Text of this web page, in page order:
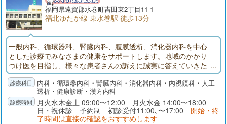
福岡県遠賀郡水巻町吉田東2丁目11-1
福北ゆたか線 東水巻駅 徒歩13分
一般内科、循環器科、腎臓内科、腹膜透析、消化器内科を中心
とした診療でみなさまの健康をサポートします。地域のかかり
つけ医を目指し、様々な患者さんの訴えに誠実に答えていきた
いと考えます。必要な場合は専門医・総合病院へのご紹介もお
こなっています。内科・循環器内科・腎臓内科・消化器内科・内視鏡科・人工
透析・健康診断・漢方内科
月火水木金土 09:00〜12:00 月火水金 14:00〜18:00
日・祝休診 予約制 初診受付11:00､〜17:00 開始・終
了時間は直接の確認をおすすめします